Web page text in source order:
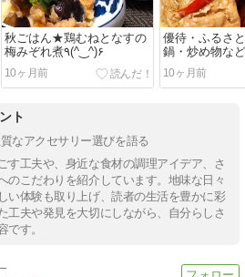
秋ごはん★鶏むねとなすの
梅みぞれ煮٩(^‿^)۶
10ヶ月前
優待・ふるさ
鍋・炒め物な
10ヶ月前
ト
なアクセサリー選びを語る
す工夫や、身近な食材の調理アイデア、さ
のこだわりを紹介しています。地味な日々
い体験も取り上げ、読者の生活を豊かに彩
工夫や発見を大切にしながら、自分らしさ
です。